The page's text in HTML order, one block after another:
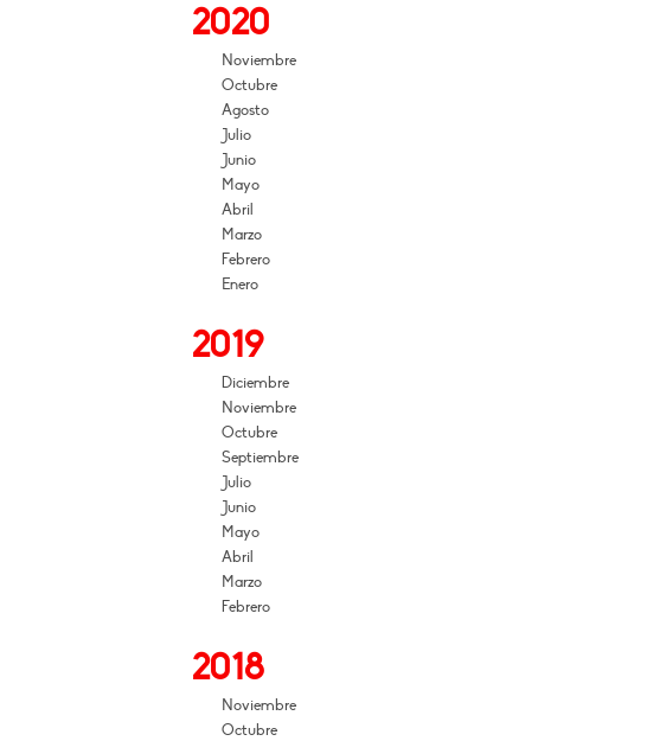
2020
Noviembre
Octubre
Agosto
Julio
Junio
Mayo
Abril
Marzo
Febrero
Enero
2019
Diciembre
Noviembre
Octubre
Septiembre
Julio
Junio
Mayo
Abril
Marzo
Febrero
2018
Noviembre
Octubre